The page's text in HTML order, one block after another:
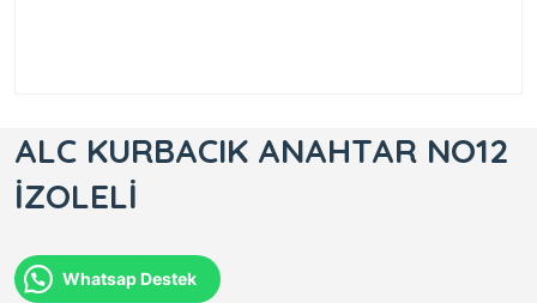
ALC KURBACIK ANAHTAR NO12
İZOLELİ
Whatsap Destek